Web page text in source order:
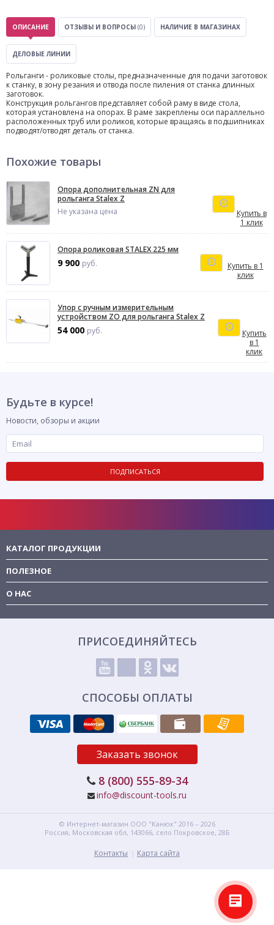
ОПИСАНИЕ ОТЗЫВЫ И ВОПРОСЫ (0) НАЛИЧИЕ В МАГАЗИНАХ
ДЕЛОВЫЕ ЛИНИИ
Рольганги - роликовые столы, предназначенные для подачи заготовок
к станку, в зону резания и отвода после пиления от станка длинных
заготовок.
Конструкция рольгангов представляет собой раму в виде стола,
которая установлена на опорах. В раме закреплены оси параллельно
расположенных труб или роликов, которые вращаясь в подшипниках
подводят/отводят деталь от станка.
Похожие товары
Опора дополнительная ZN для
рольганга Stalex Z
Не указана цена
Купить в
1 клик
Опора роликовая STALEX 225 мм
9 900 руб.
Купить в 1
клик
Упор с ручным измерительным
устройством ZO для рольганга Stalex Z
54 000 руб.
Купить
в 1
клик
Будьте в курсе!
Новости, обзоры и акции
ПОДПИСАТЬСЯ
КАТАЛОГ ПРОДУКЦИИ
ПОЛЕЗНОЕ
О НАС
ПРИСОЕДИНЯЙТЕСЬ
СПОСОБЫ ОПЛАТЫ
Заказать звонок
8 (800) 555-89-34
info@discount-tools.ru
© Интернет-магазин ООО "Канюк" 2016 – 2026
Россия, Московская обл, 143066, село Покровское, 28Б
Контакты Карта сайта